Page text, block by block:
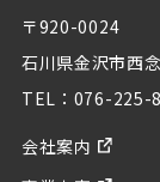
〒920-0024
石川県金沢市西
TEL：076-
会社案内